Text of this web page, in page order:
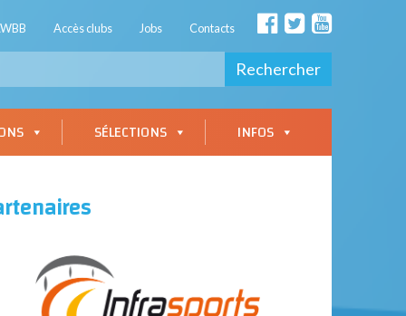
Accès clubs Jobs Contacts
Rechercher
SÉLECTIONS INFOS